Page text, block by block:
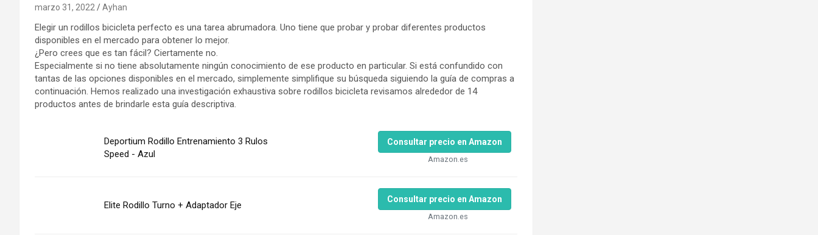
marzo 31, 2022 Ayhan
Elegir un rodillos bicicleta perfecto es una tarea abrumadora. Uno tiene que probar y probar diferentes productos
disponibles en el mercado para obtener lo mejor.
¿Pero crees que es tan fácil? Ciertamente no.
Especialmente si no tiene absolutamente ningún conocimiento de ese producto en particular. Si está confundido con
tantas de las opciones disponibles en el mercado, simplemente simplifique su búsqueda siguiendo la guía de compras a
continuación. Hemos realizado una investigación exhaustiva sobre rodillos bicicleta revisamos alrededor de 14
productos antes de brindarle esta guía descriptiva.
Deportium Rodillo Entrenamiento 3 Rulos
Speed - Azul
Consultar precio en Amazon
Amazon.es
Elite Rodillo Turno + Adaptador Eje
Consultar precio en Amazon
Amazon.es